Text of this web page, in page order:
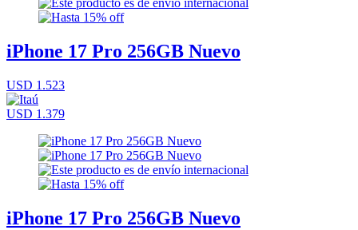
iPhone 17 Pro 256GB Nuevo
USD 1.523
USD 1.379
iPhone 17 Pro 256GB Nuevo